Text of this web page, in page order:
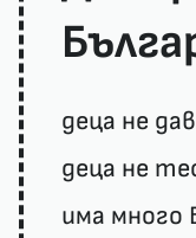
деца не
деца не
има много